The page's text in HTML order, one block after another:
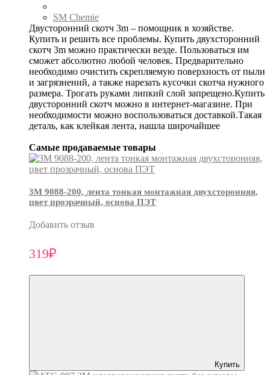
SM Chemie
Двусторонний скотч 3m – помощник в хозяйстве.
Купить и решить все проблемы. Купить двухсторонний
скотч 3m можно практически везде. Пользоваться им
сможет абсолютно любой человек. Предварительно
необходимо очистить скрепляемую поверхность от пыли
и загрязнений, а также нарезать кусочки скотча нужного
размера. Трогать руками липкий слой запрещено.Купить
двусторонний скотч можно в интернет-магазине. При
необходимости можно воспользоваться доставкой.Такая
деталь, как клейкая лента, нашла широчайшее
Самые продаваемые товары
3М 9088-200, лента тонкая монтажная двухсторонняя,
цвет прозрачный, основа ПЭТ
Добавить отзыв
319₽
Купить